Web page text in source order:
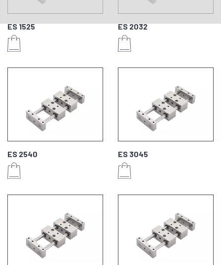
ES 1525 ES 2032
ES 2540 ES 3045